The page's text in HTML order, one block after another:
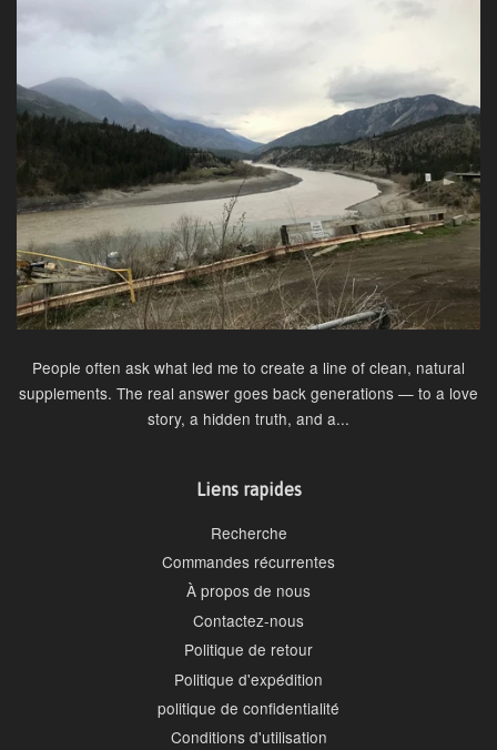
People often ask what led me to create a line of clean, natural
supplements. The real answer goes back generations — to a love
story, a hidden truth, and a...
Liens rapides
Recherche
Commandes récurrentes
À propos de nous
Contactez-nous
Politique de retour
Politique d'expédition
politique de confidentialité
Conditions d'utilisation